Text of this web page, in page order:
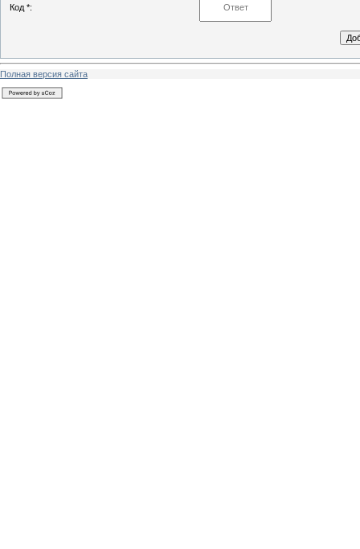
Код *:
Полная версия сайта